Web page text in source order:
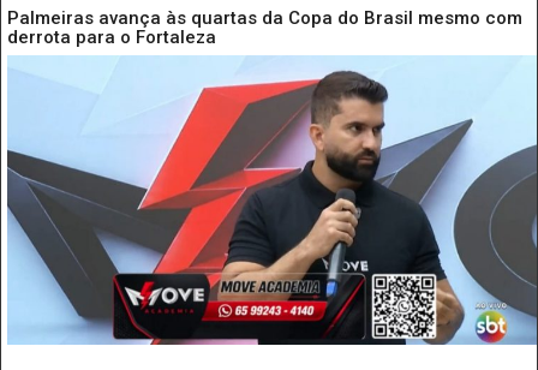
Palmeiras avança às quartas da Copa do Brasil mesmo com
derrota para o Fortaleza